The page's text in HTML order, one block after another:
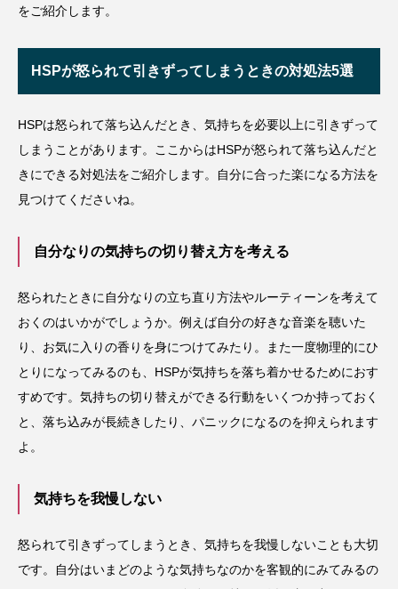
をご紹介します。
HSPが怒られて引きずってしまうときの対処法5選
HSPは怒られて落ち込んだとき、気持ちを必要以上に引きずって
しまうことがあります。ここからはHSPが怒られて落ち込んだと
きにできる対処法をご紹介します。自分に合った楽になる方法を
見つけてくださいね。
自分なりの気持ちの切り替え方を考える
怒られたときに自分なりの立ち直り方法やルーティーンを考えて
おくのはいかがでしょうか。例えば自分の好きな音楽を聴いた
り、お気に入りの香りを身につけてみたり。また一度物理的にひ
とりになってみるのも、HSPが気持ちを落ち着かせるためにおす
すめです。気持ちの切り替えができる行動をいくつか持っておく
と、落ち込みが長続きしたり、パニックになるのを抑えられます
よ。
気持ちを我慢しない
怒られて引きずってしまうとき、気持ちを我慢しないことも大切
です。自分はいまどのような気持ちなのかを客観的にみてみるの